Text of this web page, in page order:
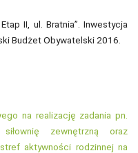
II, ul. Bratnia”. Inwestycja
Budżet Obywatelski 2016.
na realizację zadania pn.
zewnętrzną oraz
aktywności rodzinnej na